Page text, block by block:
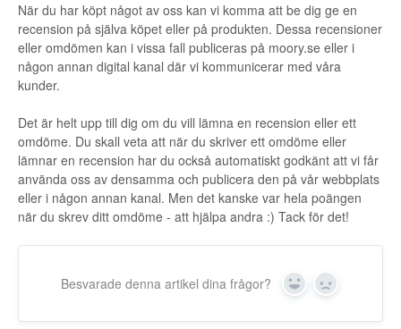
När du har köpt något av oss kan vi komma att be dig ge en
recension på själva köpet eller på produkten. Dessa recensioner
eller omdömen kan i vissa fall publiceras på moory.se eller i
någon annan digital kanal där vi kommunicerar med våra
kunder.
Det är helt upp till dig om du vill lämna en recension eller ett
omdöme. Du skall veta att när du skriver ett omdöme eller
lämnar en recension har du också automatiskt godkänt att vi får
använda oss av densamma och publicera den på vår webbplats
eller i någon annan kanal. Men det kanske var hela poängen
när du skrev ditt omdöme - att hjälpa andra :) Tack för det!
Besvarade denna artikel dina frågor? Yes No